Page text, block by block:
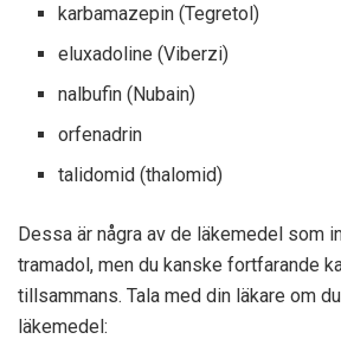
karbamazepin (Tegretol)
eluxadoline (Viberzi)
nalbufin (Nubain)
orfenadrin
talidomid (thalomid)
Dessa är några av de läkemedel som
tramadol, men du kanske fortfarande
tillsammans. Tala med din läkare om
läkemedel: